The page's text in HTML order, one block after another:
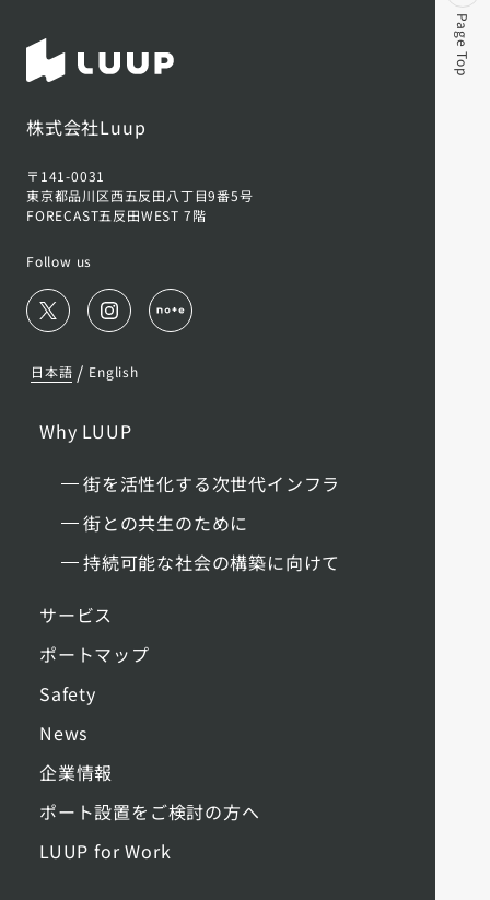
株式会社Luup
〒141-0031
東京都品川区西五反田八丁目9番5号
FORECAST五反田WEST 7階
Follow us
日本語 / English
Why LUUP
街を活性化する次世代インフラ
街との共生のために
持続可能な社会の構築に向けて
サービス
ポートマップ
Safety
News
企業情報
ポート設置をご検討の方へ
LUUP for Work
Page Top